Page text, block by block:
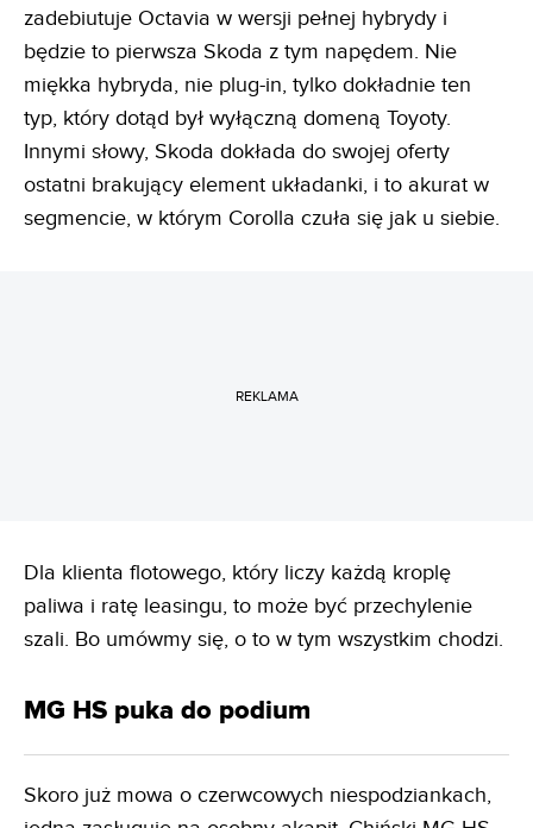
zadebiutuje Octavia w wersji pełnej hybrydy i
będzie to pierwsza Skoda z tym napędem. Nie
miękka hybryda, nie plug-in, tylko dokładnie ten
typ, który dotąd był wyłączną domeną Toyoty.
Innymi słowy, Skoda dokłada do swojej oferty
ostatni brakujący element układanki, i to akurat w
segmencie, w którym Corolla czuła się jak u siebie.
REKLAMA
Dla klienta flotowego, który liczy każdą kroplę
paliwa i ratę leasingu, to może być przechylenie
szali. Bo umówmy się, o to w tym wszystkim chodzi.
MG HS puka do podium
Skoro już mowa o czerwcowych niespodziankach,